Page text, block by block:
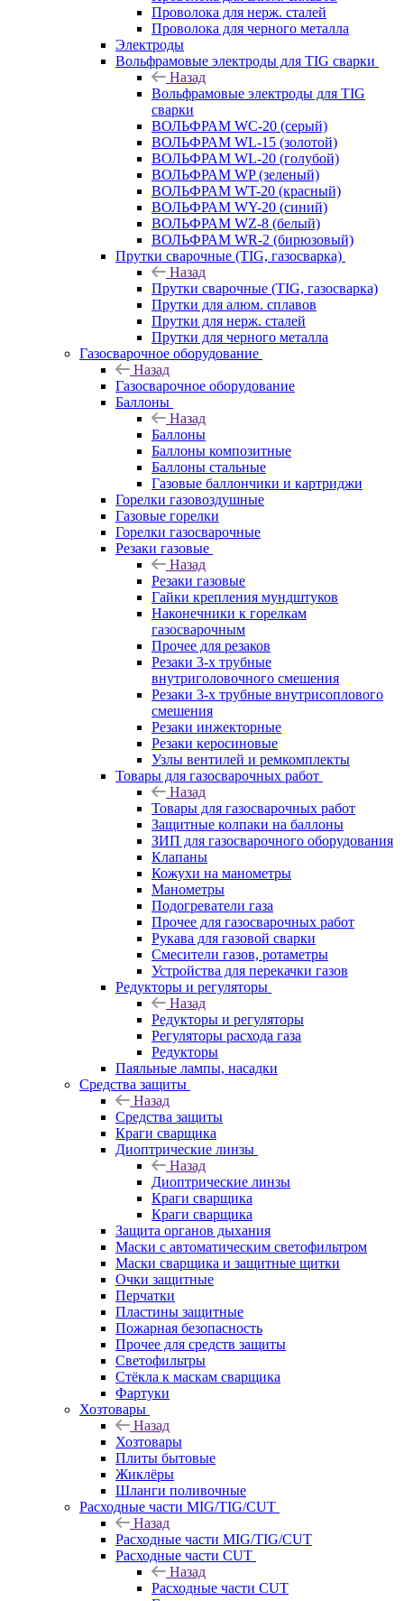
Проволока для нерж. сталей
Проволока для черного металла
Электроды
Вольфрамовые электроды для TIG сварки
Назад
Вольфрамовые электроды для TIG
сварки
ВОЛЬФРАМ WC-20 (серый)
ВОЛЬФРАМ WL-15 (золотой)
ВОЛЬФРАМ WL-20 (голубой)
ВОЛЬФРАМ WP (зеленый)
ВОЛЬФРАМ WT-20 (красный)
ВОЛЬФРАМ WY-20 (синий)
ВОЛЬФРАМ WZ-8 (белый)
ВОЛЬФРАМ WR-2 (бирюзовый)
Прутки сварочные (TIG, газосварка)
Назад
Прутки сварочные (TIG, газосварка)
Прутки для алюм. сплавов
Прутки для нерж. сталей
Прутки для черного металла
Газосварочное оборудование
Назад
Газосварочное оборудование
Баллоны
Назад
Баллоны
Баллоны композитные
Баллоны стальные
Газовые баллончики и картриджи
Горелки газовоздушные
Газовые горелки
Горелки газосварочные
Резаки газовые
Назад
Резаки газовые
Гайки крепления мундштуков
Наконечники к горелкам
газосварочным
Прочее для резаков
Резаки 3-х трубные
внутриголовочного смешения
Резаки 3-х трубные внутрисоплового
смешения
Резаки инжекторные
Резаки керосиновые
Узлы вентилей и ремкомплекты
Товары для газосварочных работ
Назад
Товары для газосварочных работ
Защитные колпаки на баллоны
ЗИП для газосварочного оборудования
Клапаны
Кожухи на манометры
Манометры
Подогреватели газа
Прочее для газосварочных работ
Рукава для газовой сварки
Смесители газов, ротаметры
Устройства для перекачки газов
Редукторы и регуляторы
Назад
Редукторы и регуляторы
Регуляторы расхода газа
Редукторы
Паяльные лампы, насадки
Средства защиты
Назад
Средства защиты
Краги сварщика
Диоптрические линзы
Назад
Диоптрические линзы
Краги сварщика
Краги сварщика
Защита органов дыхания
Маски с автоматическим светофильтром
Маски сварщика и защитные щитки
Очки защитные
Перчатки
Пластины защитные
Пожарная безопасность
Прочее для средств защиты
Светофильтры
Стёкла к маскам сварщика
Фартуки
Хозтовары
Назад
Хозтовары
Плиты бытовые
Жиклёры
Шланги поливочные
Расходные части MIG/TIG/CUT
Назад
Расходные части MIG/TIG/CUT
Расходные части CUT
Назад
Расходные части CUT